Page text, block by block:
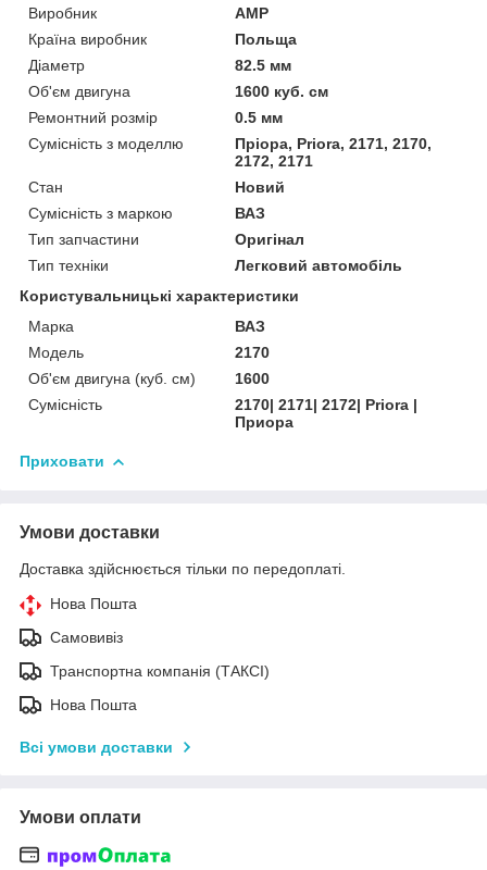
Виробник
AMP
Країна виробник
Польща
Діаметр
82.5 мм
Об'єм двигуна
1600 куб. см
Ремонтний розмір
0.5 мм
Сумісність з моделлю
Пріора, Priora, 2171, 2170,
2172, 2171
Стан
Новий
Сумісність з маркою
ВАЗ
Тип запчастини
Оригінал
Тип техніки
Легковий автомобіль
Користувальницькі характеристики
Марка
ВАЗ
Мoдель
2170
Об'єм двигуна (куб. см)
1600
Сумісність
2170| 2171| 2172| Priora |
Приора
Приховати
Умови доставки
Доставка здійснюється тільки по передоплаті.
Нова Пошта
Самовивіз
Транспортна компанія (ТАКСІ)
Нова Пошта
Всі умови доставки
Умови оплати